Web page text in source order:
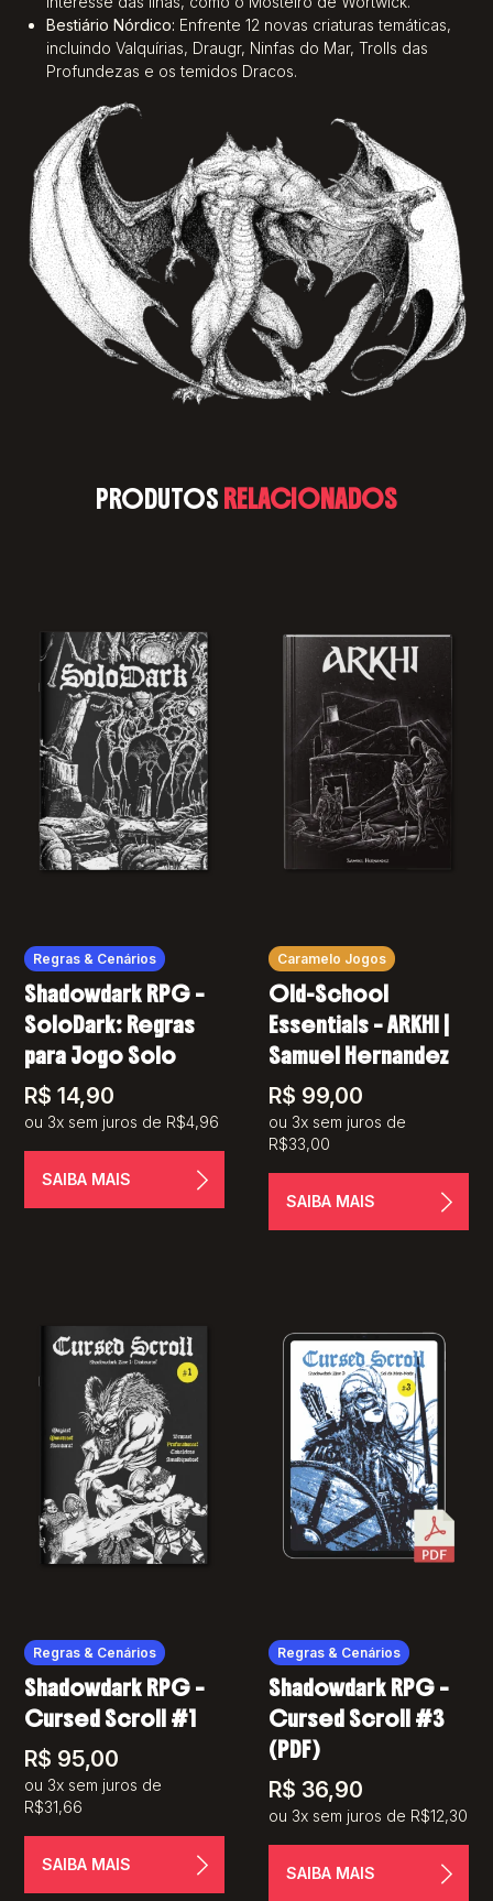
Bestiário Nórdico: Enfrente 12 novas criaturas temáticas,
incluindo Valquírias, Draugr, Ninfas do Mar, Trolls das
Profundezas e os temidos Dracos.
PRODUTOS RELACIONADOS
Regras & Cenários
Shadowdark RPG –
SoloDark: Regras
para Jogo Solo
R$ 14,90
ou 3x sem juros de R$4,96
SAIBA MAIS
Caramelo Jogos
Old-School
Essentials – ARKHI |
Samuel Hernandez
R$ 99,00
ou 3x sem juros de
R$33,00
SAIBA MAIS
Regras & Cenários
Shadowdark RPG –
Cursed Scroll #1
R$ 95,00
ou 3x sem juros de
R$31,66
SAIBA MAIS
Regras & Cenários
Shadowdark RPG –
Cursed Scroll #3
(PDF)
R$ 36,90
ou 3x sem juros de R$12,30
SAIBA MAIS